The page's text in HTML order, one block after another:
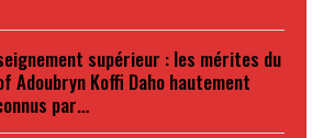
supérieur : les mérites du
Adoubryn Koffi Daho hautement
par…